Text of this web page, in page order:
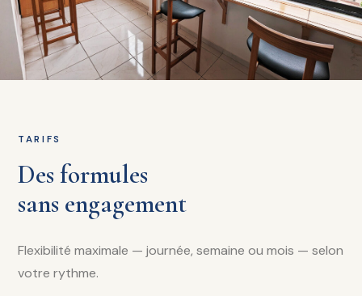
TARIFS
Des formules
sans engagement
Flexibilité maximale — journée, semaine ou mois — selon
votre rythme.